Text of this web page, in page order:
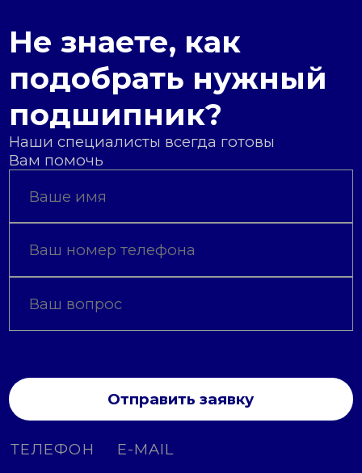
Не знаете, как
подобрать нужный
подшипник?
Наши специалисты всегда готовы
Вам помочь
Отправить заявку
ТЕЛЕФОН E-MAIL